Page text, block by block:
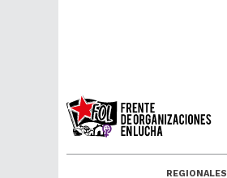
REGIONALES